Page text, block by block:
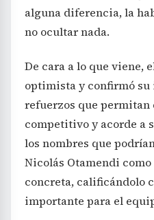
alguna diferencia, la
no ocultar nada.
De cara a lo que viene,
optimista y confirmó
refuerzos que
competitivo y acorde a
los nombres que
Nicolás Otamendi
concreta, calificándolo
importante para el